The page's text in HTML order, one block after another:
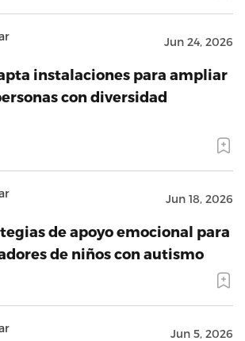
Jun 24, 2026
instalaciones para ampliar
con diversidad
Jun 18, 2026
de apoyo emocional para
de niños con autismo
Jun 5, 2026